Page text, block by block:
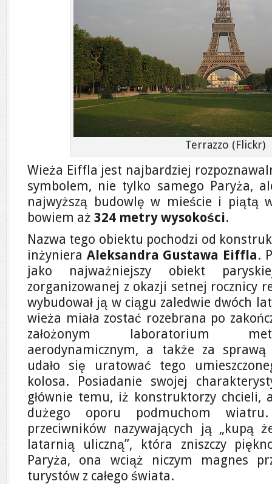
Terrazzo (Flickr)
Wieża Eiffla jest najbardziej
symbolem, nie tylko samego Paryża,
najwyższą budowlę w mieście i piątą
bowiem aż 324 metry wysokości.
Nazwa tego obiektu pochodzi od
inżyniera Aleksandra Gustawa Eiffla.
jako najważniejszy obiekt
zorganizowanej z okazji setnej rocznicy
wybudował ją w ciągu zaledwie dwóch
wieża miała zostać rozebrana po
założonym laboratorium
aerodynamicznym, a także za
udało się uratować tego
kolosa. Posiadanie swojej
głównie temu, iż konstruktorzy chcieli,
dużego oporu podmuchom wiatru.
przeciwników nazywających ją „kupą
latarnią uliczną”, która zniszczy
Paryża, ona wciąż niczym magnes
turystów z całego świata.